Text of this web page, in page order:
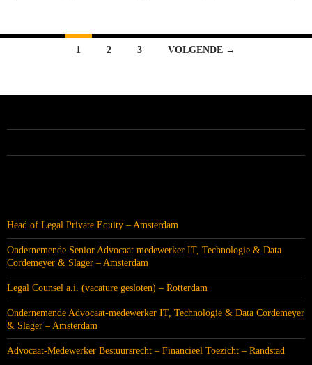
Kennedy
1 2 3 VOLGENDE →
Head of Legal Private Equity – Amsterdam
Ondernemende Senior Advocaat medewerker IT, Technologie & Data
Cordemeyer & Slager – Amsterdam
Legal Counsel a.i. (vacature gesloten) – Rotterdam
Ondernemende Advocaat-medewerker IT, Technologie & Data Cordemeyer
& Slager – Amsterdam
Advocaat-Medewerker Bestuursrecht – Financieel Toezicht – Randstad